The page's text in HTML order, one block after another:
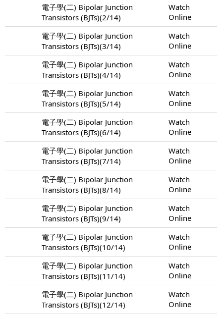
電子學(二) Bipolar Junction
Transistors (BJTs)(2/14)
Watch
Online
電子學(二) Bipolar Junction
Transistors (BJTs)(3/14)
Watch
Online
電子學(二) Bipolar Junction
Transistors (BJTs)(4/14)
Watch
Online
電子學(二) Bipolar Junction
Transistors (BJTs)(5/14)
Watch
Online
電子學(二) Bipolar Junction
Transistors (BJTs)(6/14)
Watch
Online
電子學(二) Bipolar Junction
Transistors (BJTs)(7/14)
Watch
Online
電子學(二) Bipolar Junction
Transistors (BJTs)(8/14)
Watch
Online
電子學(二) Bipolar Junction
Transistors (BJTs)(9/14)
Watch
Online
電子學(二) Bipolar Junction
Transistors (BJTs)(10/14)
Watch
Online
電子學(二) Bipolar Junction
Transistors (BJTs)(11/14)
Watch
Online
電子學(二) Bipolar Junction
Transistors (BJTs)(12/14)
Watch
Online